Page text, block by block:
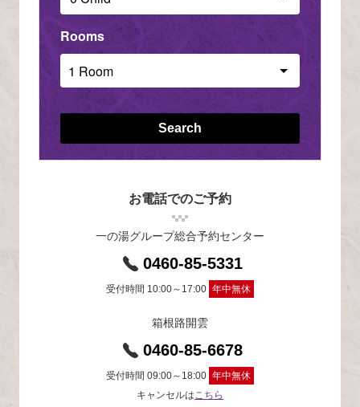
Rooms
Search
お電話でのご予約
一の湯グループ総合予約センター
0460-85-5331
受付時間 10:00～17:00 年中無休
箱根路開雲
0460-85-6678
受付時間 09:00～18:00 年中無休
キャンセルはこちら